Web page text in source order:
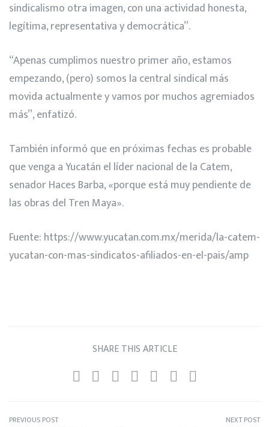
sindicalismo otra imagen, con una actividad honesta,
legítima, representativa y democrática”.
“Apenas cumplimos nuestro primer año, estamos
empezando, (pero) somos la central sindical más
movida actualmente y vamos por muchos agremiados
más”, enfatizó.
También informó que en próximas fechas es probable
que venga a Yucatán el líder nacional de la Catem,
senador Haces Barba, «porque está muy pendiente de
las obras del Tren Maya».
Fuente: https://www.yucatan.com.mx/merida/la-catem-
yucatan-con-mas-sindicatos-afiliados-en-el-pais/amp
SHARE THIS ARTICLE
PREVIOUS POST NEXT POST